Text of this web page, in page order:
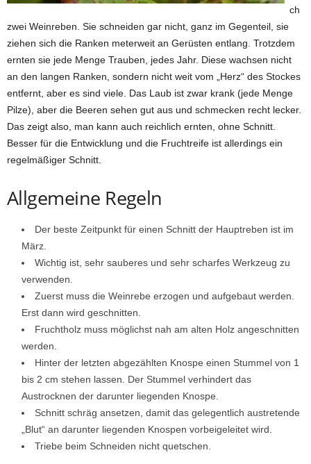
ch
zwei Weinreben. Sie schneiden gar nicht, ganz im Gegenteil, sie
ziehen sich die Ranken meterweit an Gerüsten entlang. Trotzdem
ernten sie jede Menge Trauben, jedes Jahr. Diese wachsen nicht
an den langen Ranken, sondern nicht weit vom „Herz“ des Stockes
entfernt, aber es sind viele. Das Laub ist zwar krank (jede Menge
Pilze), aber die Beeren sehen gut aus und schmecken recht lecker.
Das zeigt also, man kann auch reichlich ernten, ohne Schnitt.
Besser für die Entwicklung und die Fruchtreife ist allerdings ein
regelmäßiger Schnitt.
Allgemeine Regeln
Der beste Zeitpunkt für einen Schnitt der Hauptreben ist im
März.
Wichtig ist, sehr sauberes und sehr scharfes Werkzeug zu
verwenden.
Zuerst muss die Weinrebe erzogen und aufgebaut werden.
Erst dann wird geschnitten.
Fruchtholz muss möglichst nah am alten Holz angeschnitten
werden.
Hinter der letzten abgezählten Knospe einen Stummel von 1
bis 2 cm stehen lassen. Der Stummel verhindert das
Austrocknen der darunter liegenden Knospe.
Schnitt schräg ansetzen, damit das gelegentlich austretende
„Blut“ an darunter liegenden Knospen vorbeigeleitet wird.
Triebe beim Schneiden nicht quetschen.